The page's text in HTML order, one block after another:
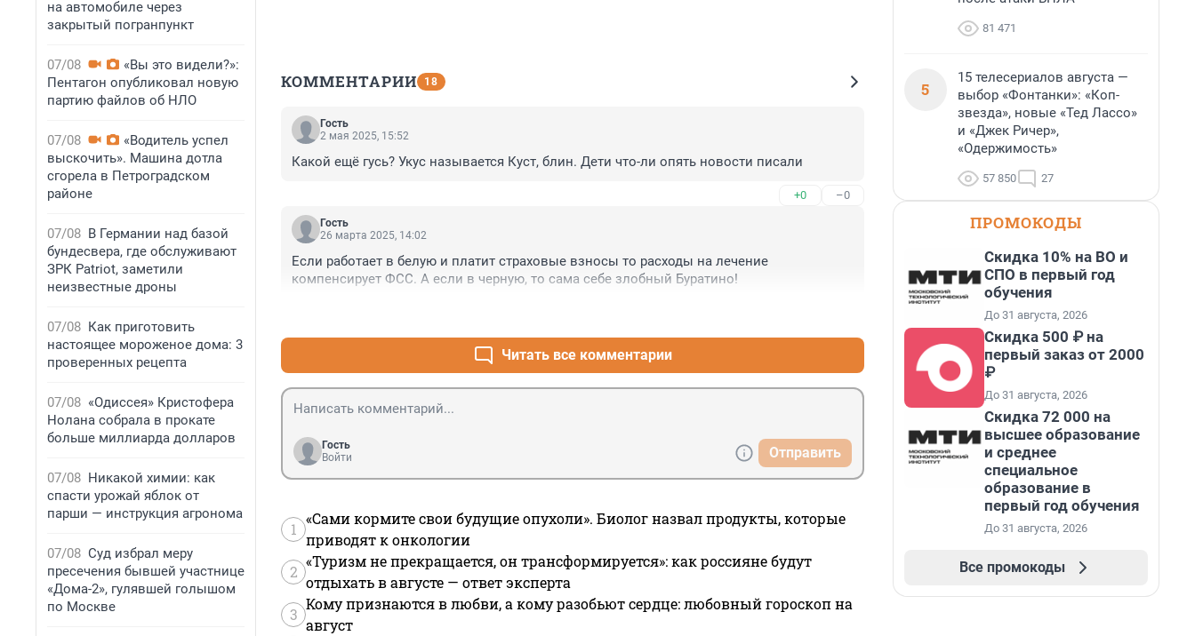
на автомобиле через
закрытый погранпункт
07/08
«Вы это видели?»:
Пентагон опубликовал новую
партию файлов об НЛО
07/08
«Водитель успел
выскочить». Машина дотла
сгорела в Петроградском
районе
07/08 В Германии над базой
бундесвера, где обслуживают
ЗРК Patriot, заметили
неизвестные дроны
07/08 Как приготовить
настоящее мороженое дома: 3
проверенных рецепта
07/08 «Одиссея» Кристофера
Нолана собрала в прокате
больше миллиарда долларов
07/08 Никакой химии: как
спасти урожай яблок от
парши — инструкция агронома
07/08 Суд избрал меру
пресечения бывшей участнице
«Дома-2», гулявшей голышом
по Москве
КОММЕНТАРИИ 18
Гость
2 мая 2025, 15:52
Какой ещё гусь? Укус называется Куст, блин. Дети что-ли опять новости писали
+0 –0
Гость
26 марта 2025, 14:02
Если работает в белую и платит страховые взносы то расходы на лечение
компенсирует ФСС. А если в черную, то сама себе злобный Буратино!
Читать все комментарии
Гость
Войти
Отправить
1
«Сами кормите свои будущие опухоли». Биолог назвал продукты, которые
приводят к онкологии
2
«Туризм не прекращается, он трансформируется»: как россияне будут
отдыхать в августе — ответ эксперта
3
Кому признаются в любви, а кому разобьют сердце: любовный гороскоп на
август
81 471
5
15 телесериалов августа —
выбор «Фонтанки»: «Коп-
звезда», новые «Тед Лассо»
и «Джек Ричер»,
«Одержимость»
57 850 27
ПРОМОКОДЫ
Скидка 10% на ВО и
СПО в первый год
обучения
До 31 августа, 2026
Скидка 500 ₽ на
первый заказ от 2000
₽
До 31 августа, 2026
Скидка 72 000 на
высшее образование
и среднее
специальное
образование в
первый год обучения
До 31 августа, 2026
Все промокоды